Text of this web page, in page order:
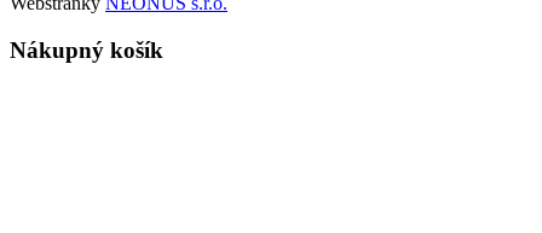
Nákupný košík